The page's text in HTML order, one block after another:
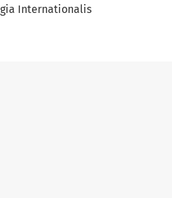
Internationalis